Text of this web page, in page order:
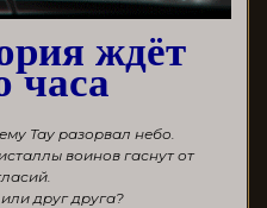
ждёт
часа
Тау разорвал небо.
воинов гаснут от
друг друга?